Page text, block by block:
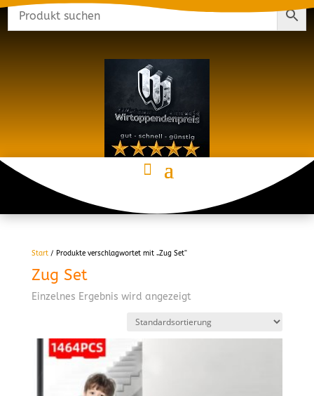
Start/ Produkte verschlagwortet mit „Zug Set“
Zug Set
Einzelnes Ergebnis wird angezeigt